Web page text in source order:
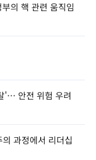
의 핵 관련 움직임
'… 안전 위험 우려
과정에서 리더십